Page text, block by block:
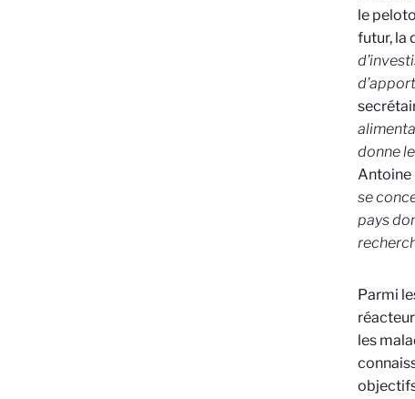
le
futur, la
donne
Antoine
se
pays
Parmi
les